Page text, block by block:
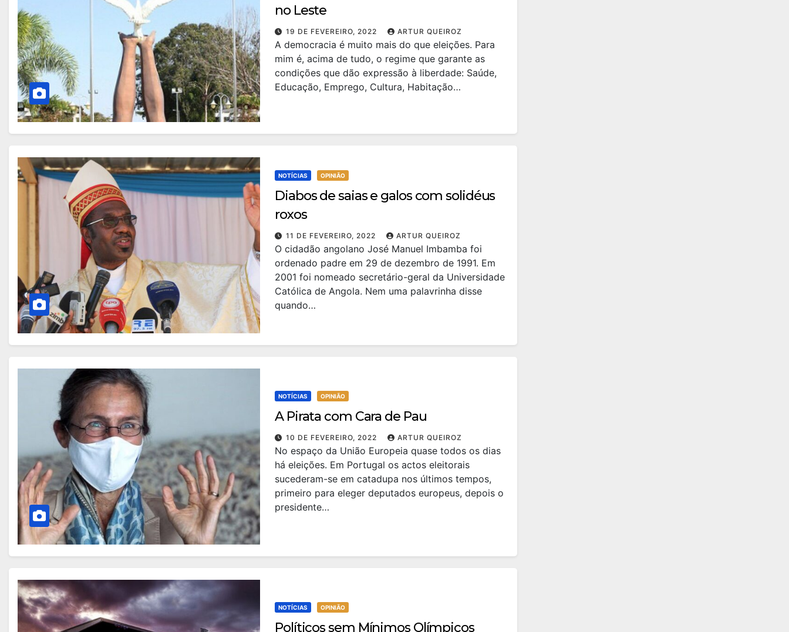
no Leste
19 DE FEVEREIRO, 2022 ARTUR QUEIROZ
A democracia é muito mais do que eleições. Para
mim é, acima de tudo, o regime que garante as
condições que dão expressão à liberdade: Saúde,
Educação, Emprego, Cultura, Habitação…
NOTÍCIAS OPINIÃO
Diabos de saias e galos com solidéus
roxos
11 DE FEVEREIRO, 2022 ARTUR QUEIROZ
O cidadão angolano José Manuel Imbamba foi
ordenado padre em 29 de dezembro de 1991. Em
2001 foi nomeado secretário-geral da Universidade
Católica de Angola. Nem uma palavrinha disse
quando…
NOTÍCIAS OPINIÃO
A Pirata com Cara de Pau
10 DE FEVEREIRO, 2022 ARTUR QUEIROZ
No espaço da União Europeia quase todos os dias
há eleições. Em Portugal os actos eleitorais
sucederam-se em catadupa nos últimos tempos,
primeiro para eleger deputados europeus, depois o
presidente…
NOTÍCIAS OPINIÃO
Políticos sem Mínimos Olímpicos